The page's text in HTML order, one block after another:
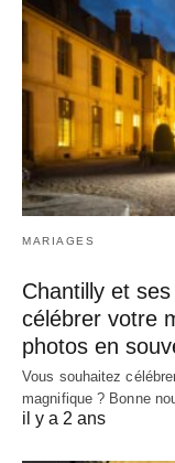
MARIAGES
Chantilly et
célébrer votre
photos en
Vous souhaitez
magnifique ? Bonne
il y a 2 ans